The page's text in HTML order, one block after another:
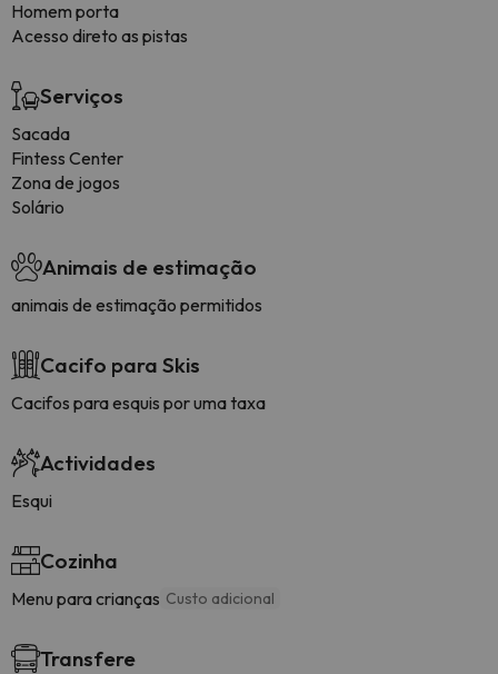
Homem porta
Acesso direto as pistas
Serviços
Sacada
Fintess Center
Zona de jogos
Solário
Animais de estimação
animais de estimação permitidos
Cacifo para Skis
Cacifos para esquis por uma taxa
Actividades
Esqui
Cozinha
Menu para crianças Custo adicional
Transfere